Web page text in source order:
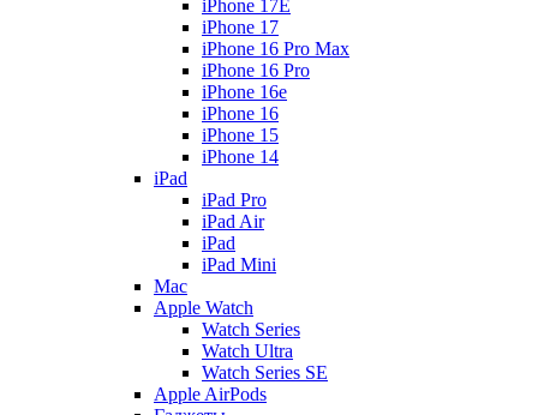
iPhone 17E
iPhone 17
iPhone 16 Pro Max
iPhone 16 Pro
iPhone 16e
iPhone 16
iPhone 15
iPhone 14
iPad
iPad Pro
iPad Air
iPad
iPad Mini
Mac
Apple Watch
Watch Series
Watch Ultra
Watch Series SE
Apple AirPods